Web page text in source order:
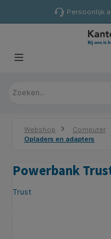
Persoonlijk
Webshop Computer
Opladers en adapters
Powerbank
Trust